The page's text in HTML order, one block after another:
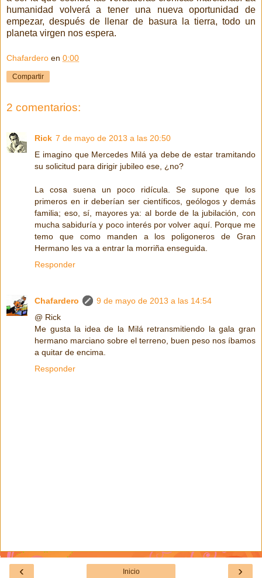
humanidad volverá a tener una nueva oportunidad de
empezar, después de llenar de basura la tierra, todo un
planeta virgen nos espera.
Chafardero en 0:00
Compartir
2 comentarios:
Rick 7 de mayo de 2013 a las 20:50
E imagino que Mercedes Milá ya debe de estar tramitando
su solicitud para dirigir jubileo ese, ¿no?
La cosa suena un poco ridícula. Se supone que los
primeros en ir deberían ser científicos, geólogos y demás
familia; eso, sí, mayores ya: al borde de la jubilación, con
mucha sabiduría y poco interés por volver aquí. Porque me
temo que como manden a los poligoneros de Gran
Hermano les va a entrar la morriña enseguida.
Responder
Chafardero
9 de mayo de 2013 a las 14:54
@ Rick
Me gusta la idea de la Milá retransmitiendo la gala gran
hermano marciano sobre el terreno, buen peso nos íbamos
a quitar de encima.
Responder
‹ ›
Inicio